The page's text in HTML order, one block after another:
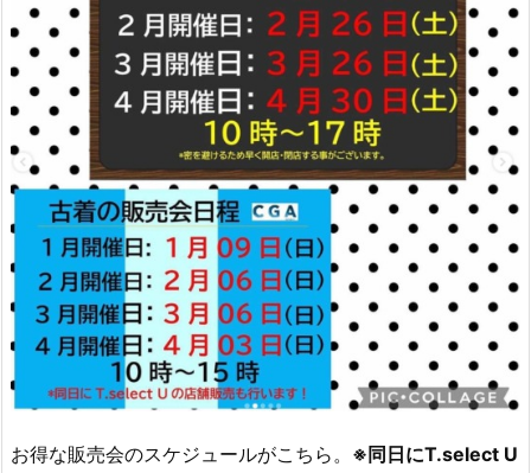
お得な販売会のスケジュールがこちら。 ※同日にT.select U